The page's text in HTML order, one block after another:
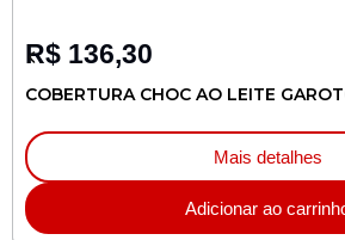
R$ 136,30
COBERTURA CHOC AO LEITE
Mais detalhes
Adicionar ao